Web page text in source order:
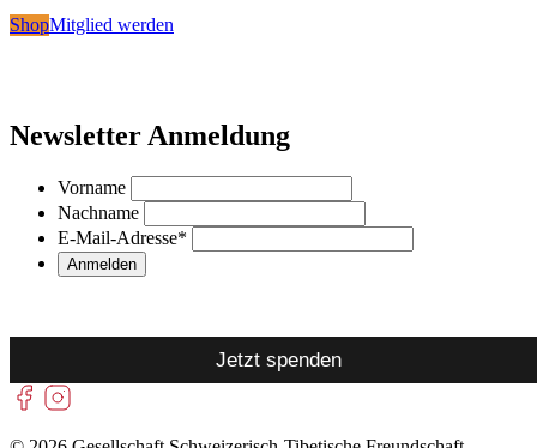
ShopMitglied werden
Newsletter Anmeldung
Vorname
Nachname
E-Mail-Adresse*
Jetzt spenden